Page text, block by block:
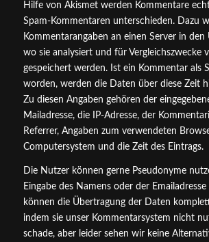
Hilfe von Akismet werden Kommentare
Spam-Kommentaren unterschieden. Dazu
Kommentarangaben an einen Server in den
wo sie analysiert und für Vergleichszwecke
gespeichert werden. Ist ein Kommentar als
worden, werden die Daten über diese Zeit
Zu diesen Angaben gehören der
Mailadresse, die IP-Adresse, der
Referrer, Angaben zum verwendeten
Computersystem und die Zeit des Eintrags.
Die Nutzer können gerne Pseudonyme
Eingabe des Namens oder der
können die Übertragung der Daten
indem sie unser Kommentarsystem nicht
schade, aber leider sehen wir keine